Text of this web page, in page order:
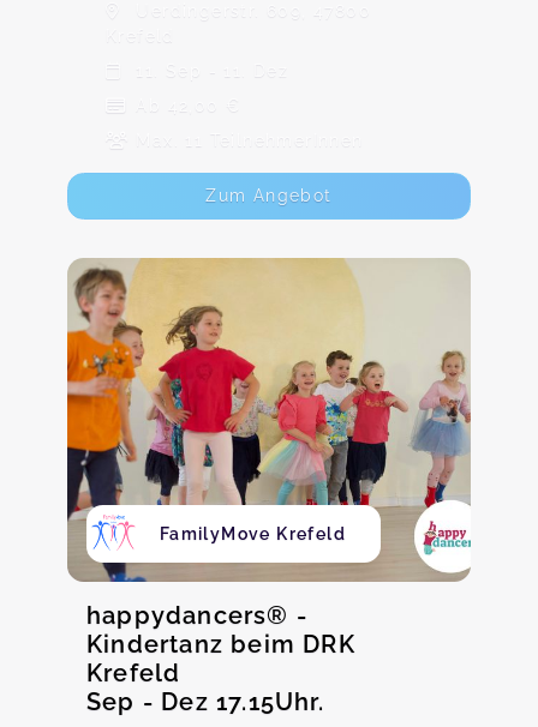
Uerdingerstr. 609, 47800
11. Sep - 11. Dez
Ab 42,00 €
Max. 11 TeilnehmerInnen
Zum Angebot
FamilyMove Krefeld
happydancers®️ -
Kindertanz beim DRK
Krefeld
Sep - Dez 17.15Uhr.